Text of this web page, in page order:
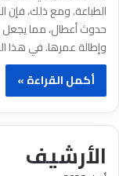
الطباعة. ومع ذلك، فإن
حدوث أعطال، مما يجعل
وإطالة عمرها. في هذا
أكمل القراءة »
الأرشيف